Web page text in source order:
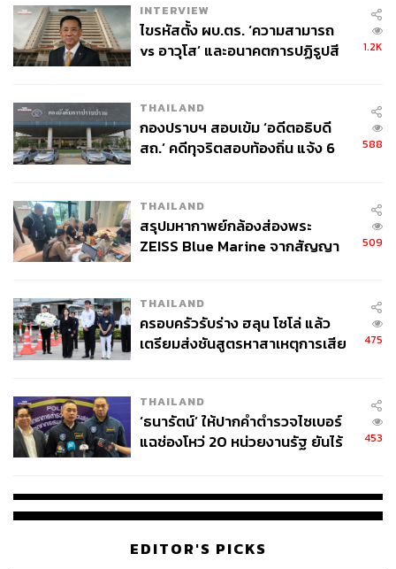
INTERVIEW
ไขรหัสตั้ง ผบ.ตร. ‘ความสามารถ
vs อาวุโส’ และอนาคตการปฏิรูปสี
1.2K
THAILAND
กองปราบฯ สอบเข้ม ‘อดีตอธิบดี
สถ.’ คดีทุจริตสอบท้องถิ่น แจ้ง 6
588
THAILAND
สรุปมหากาพย์กล้องส่องพระ
ZEISS Blue Marine จากสัญญา
จ่ายหนี้-แอบระบุแบรนด์
509
THAILAND
ครอบครัวรับร่าง ฮลุน โซโล่ แล้ว
เตรียมส่งชันสูตรหาสาเหตุการเสีย
475
THAILAND
‘ธนารัตน์’ ให้ปากคำตำรวจไซเบอร์
แฉช่องโหว่ 20 หน่วยงานรัฐ ยันไร้
453
EDITOR'S PICKS